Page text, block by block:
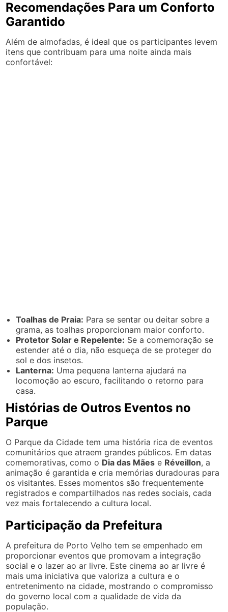
Recomendações Para um Conforto
Garantido
Além de almofadas, é ideal que os participantes levem
itens que contribuam para uma noite ainda mais
confortável:
Toalhas de Praia: Para se sentar ou deitar sobre a
grama, as toalhas proporcionam maior conforto.
Protetor Solar e Repelente: Se a comemoração se
estender até o dia, não esqueça de se proteger do
sol e dos insetos.
Lanterna: Uma pequena lanterna ajudará na
locomoção ao escuro, facilitando o retorno para
casa.
Histórias de Outros Eventos no
Parque
O Parque da Cidade tem uma história rica de eventos
comunitários que atraem grandes públicos. Em datas
comemorativas, como o Dia das Mães e Réveillon, a
animação é garantida e cria memórias duradouras para
os visitantes. Esses momentos são frequentemente
registrados e compartilhados nas redes sociais, cada
vez mais fortalecendo a cultura local.
Participação da Prefeitura
A prefeitura de Porto Velho tem se empenhado em
proporcionar eventos que promovam a integração
social e o lazer ao ar livre. Este cinema ao ar livre é
mais uma iniciativa que valoriza a cultura e o
entretenimento na cidade, mostrando o compromisso
do governo local com a qualidade de vida da
população.